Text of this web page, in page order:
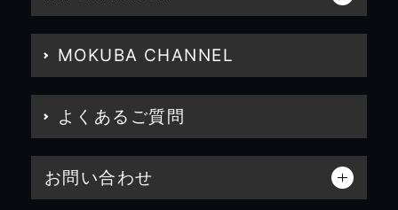
MOKUBA CHANNEL
よくあるご質問
お問い合わせ